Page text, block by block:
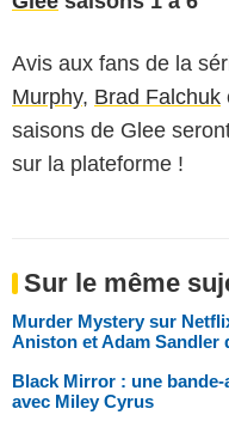
Avis aux fans de la
Murphy, Brad Falchuk
saisons de Glee
sur la plateforme !
Sur le même
Murder Mystery sur
Aniston et Adam Sandler
Black Mirror : une
avec Miley Cyrus